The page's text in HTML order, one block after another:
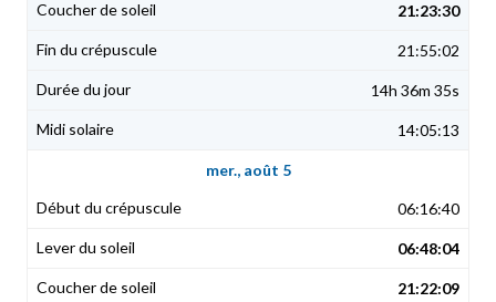
21:23:30
21:55:02
14h 36m 35s
14:05:13
mer., août 5
06:16:40
06:48:04
21:22:09